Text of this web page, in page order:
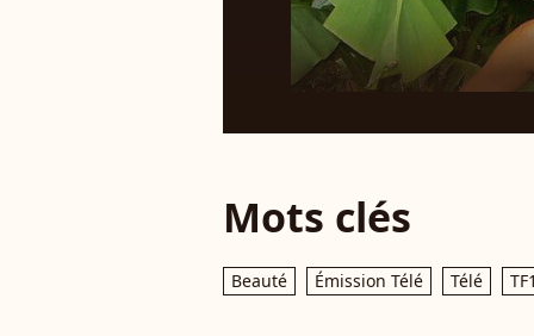
Mots clés
Beauté Émission Télé Télé TF1